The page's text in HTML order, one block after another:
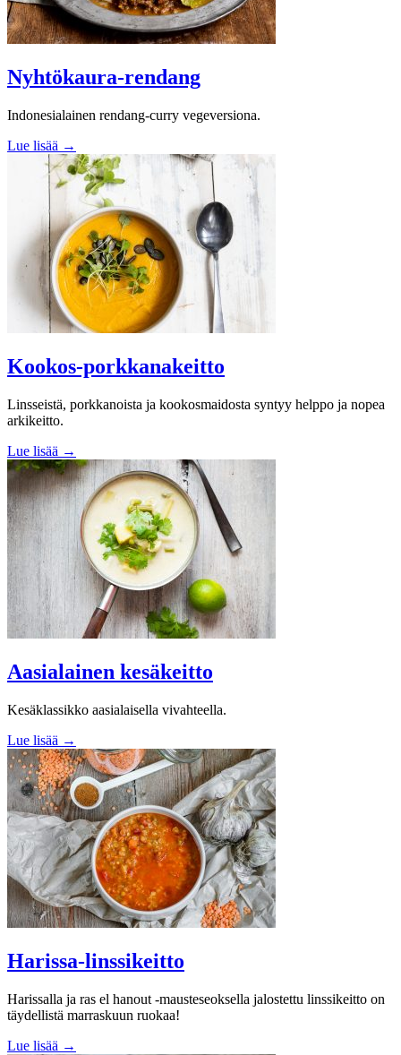
Nyhtökaura-rendang
Indonesialainen rendang-curry vegeversiona.
Lue lisää →
Kookos-porkkanakeitto
Linsseistä, porkkanoista ja kookosmaidosta syntyy helppo ja nopea
arkikeitto.
Lue lisää →
Aasialainen kesäkeitto
Kesäklassikko aasialaisella vivahteella.
Lue lisää →
Harissa-linssikeitto
Harissalla ja ras el hanout -mausteseoksella jalostettu linssikeitto on
täydellistä marraskuun ruokaa!
Lue lisää →